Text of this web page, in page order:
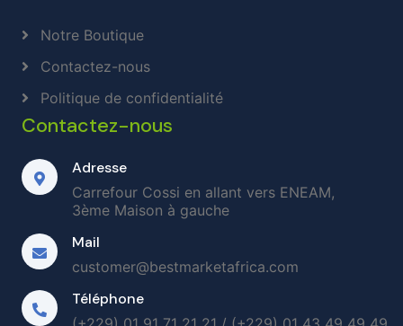
Notre Boutique
Contactez-nous
Politique de confidentialité
Contactez-nous
Adresse
Carrefour Cossi en allant vers ENEAM,
3ème Maison à gauche
Mail
customer@bestmarketafrica.com
Téléphone